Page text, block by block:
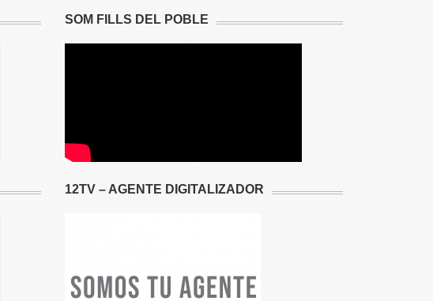
SOM FILLS DEL POBLE
12TV – AGENTE DIGITALIZADOR